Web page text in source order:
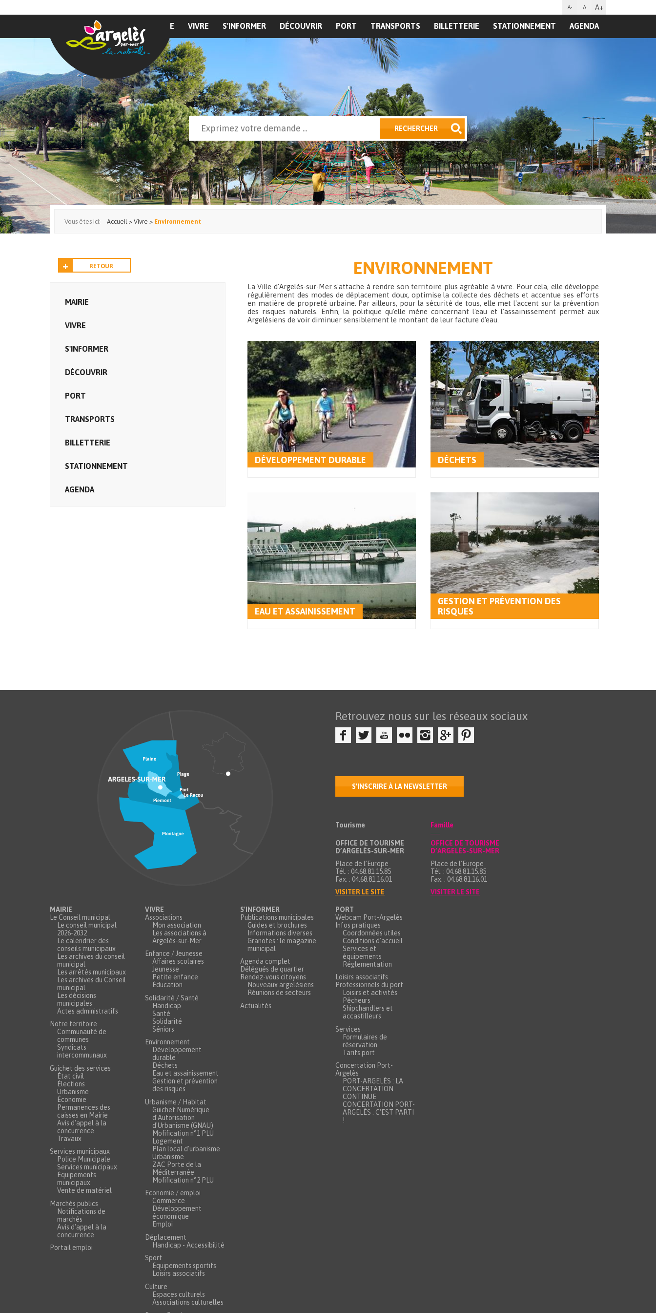
A- A A+
MAIRIE VIVRE S'INFORMER DÉCOUVRIR PORT TRANSPORTS BILLETTERIE STATIONNEMENT AGENDA
Formulaire de recherche RECHERCHER
Vous êtes ici: Accueil > Vivre > Environnement
RETOUR
MAIRIE
VIVRE
S'INFORMER
DÉCOUVRIR
PORT
TRANSPORTS
BILLETTERIE
STATIONNEMENT
AGENDA
ENVIRONNEMENT
La Ville d'Argelès-sur-Mer s'attache à rendre son territoire plus agréable à vivre. Pour cela, elle développe
régulièrement des modes de déplacement doux, optimise la collecte des déchets et accentue ses efforts
en matière de propreté urbaine. Par ailleurs, pour la sécurité de tous, elle met l'accent sur la prévention
des risques naturels. Enfin, la politique qu'elle mène concernant l'eau et l'assainissement permet aux
Argelésiens de voir diminuer sensiblement le montant de leur facture d'eau.
DÉVELOPPEMENT DURABLE DÉCHETS
EAU ET ASSAINISSEMENT
GESTION ET PRÉVENTION DES
RISQUES
Retrouvez nous sur les réseaux sociaux
S'INSCRIRE À LA NEWSLETTER
Tourisme
OFFICE DE TOURISME
D’ARGELÈS-SUR-MER
Place de l’Europe
Tél. : 04.68.81.15.85
Fax. : 04.68.81.16.01
VISITER LE SITE
Famille
OFFICE DE TOURISME
D’ARGELÈS-SUR-MER
Place de l’Europe
Tél. : 04.68.81.15.85
Fax. : 04.68.81.16.01
VISITER LE SITE
MAIRIE
Le Conseil municipal
Le conseil municipal
2026-2032
Le calendrier des
conseils municipaux
Les archives du conseil
municipal
Les arrêtés municipaux
Les archives du Conseil
municipal
Les décisions
municipales
Actes administratifs
Notre territoire
Communauté de
communes
Syndicats
intercommunaux
Guichet des services
État civil
Élections
Urbanisme
Économie
Permanences des
caisses en Mairie
Avis d'appel à la
concurrence
Travaux
Services municipaux
Police Municipale
Services municipaux
Équipements
municipaux
Vente de matériel
Marchés publics
Notifications de
marchés
Avis d'appel à la
concurrence
Portail emploi
VIVRE
Associations
Mon association
Les associations à
Argelès-sur-Mer
Enfance / Jeunesse
Affaires scolaires
Jeunesse
Petite enfance
Éducation
Solidarité / Santé
Handicap
Santé
Solidarité
Séniors
Environnement
Développement
durable
Déchets
Eau et assainissement
Gestion et prévention
des risques
Urbanisme / Habitat
Guichet Numérique
d'Autorisation
d'Urbanisme (GNAU)
Mofification n°1 PLU
Logement
Plan local d'urbanisme
Urbanisme
ZAC Porte de la
Méditerranée
Mofification n°2 PLU
Economie / emploi
Commerce
Développement
économique
Emploi
Déplacement
Handicap - Accessibilité
Sport
Équipements sportifs
Loisirs associatifs
Culture
Espaces culturels
Associations culturelles
S'INFORMER
Publications municipales
Guides et brochures
Informations diverses
Granotes : le magazine
municipal
Agenda complet
Délégués de quartier
Rendez-vous citoyens
Nouveaux argelésiens
Réunions de secteurs
Actualités
PORT
Webcam Port-Argelès
Infos pratiques
Coordonnées utiles
Conditions d'accueil
Services et
équipements
Réglementation
Loisirs associatifs
Professionnels du port
Loisirs et activités
Pêcheurs
Shipchandlers et
accastilleurs
Services
Formulaires de
réservation
Tarifs port
Concertation Port-
Argelès
PORT-ARGELÈS : LA
CONCERTATION
CONTINUE
CONCERTATION PORT-
ARGELÈS : C'EST PARTI
!